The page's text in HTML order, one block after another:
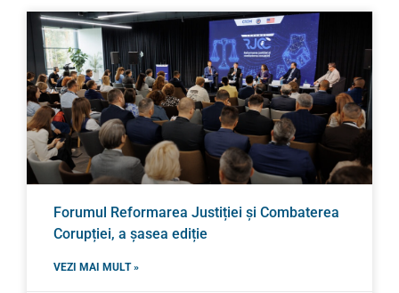
Forumul Reformarea Justiției și Combaterea
Corupției, a șasea ediție
VEZI MAI MULT »